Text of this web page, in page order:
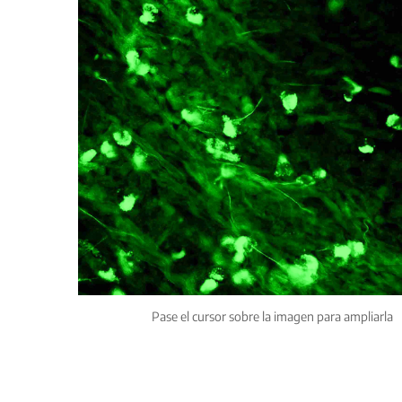
Pase el cursor sobre la imagen para ampliarla